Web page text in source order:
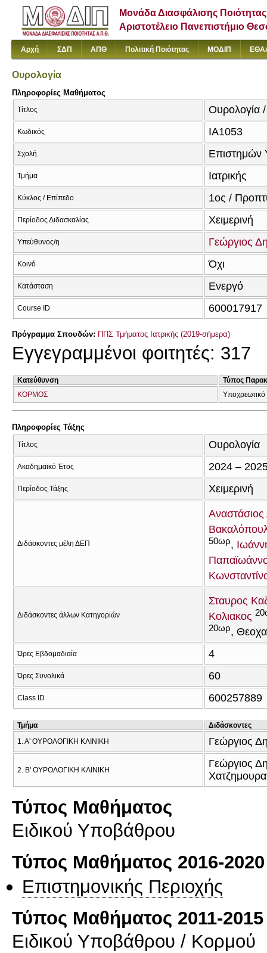
Μονάδα Διασφάλισης Ποιότητας
Αριστοτέλειο Πανεπιστήμιο
Αρχή ΣΔΠ ΑΠΘ Πολιτική Ποιότητας ΜΟΔΙΠ
Ουρολογία
Πληροφορίες Μαθήματος
Τίτλος Ουρολογία
Κωδικός ΙΑ1053
Σχολή Επιστημών
Τμήμα Ιατρικής
Κύκλος / Επίπεδο 1ος /
Περίοδος Διδασκαλίας Χειμερινή
Υπεύθυνος/η Γεώργιος
Κοινό Όχι
Κατάσταση Ενεργό
Course ID 600017917
Πρόγραμμα Σπουδών: ΠΠΣ Τμήματος Ιατρικής (2019-σήμερα)
Εγγεγραμμένοι φοιτητές: 317
Κατεύθυνση
Τύπος
ΚΟΡΜΟΣ
Υποχρεωτικό
Πληροφορίες Τάξης
Τίτλος Ουρολογία
Ακαδημαϊκό Έτος 2024 –
Περίοδος Τάξης Χειμερινή
Διδάσκοντες μέλη ΔΕΠ 50ωρ
Διδάσκοντες άλλων Κατηγοριών
Σταυρος
Κολιακος
20ωρ
Ώρες Εβδομαδιαία 4
Ώρες Συνολικά 60
Class ID 600257889
Τμήμα
Διδάσκοντες
1. Α' ΟΥΡΟΛΟΓΙΚΗ ΚΛΙΝΙΚΗ
Γεώργιος
2. Β' ΟΥΡΟΛΟΓΙΚΗ ΚΛΙΝΙΚΗ
Γεώργιος
Τύπος Μαθήματος
Ειδικού Υποβάθρου
Τύπος Μαθήματος 2016-2020
Επιστημονικής Περιοχής
Τύπος Μαθήματος 2011-2015
Ειδικού Υποβάθρου / Κορμού